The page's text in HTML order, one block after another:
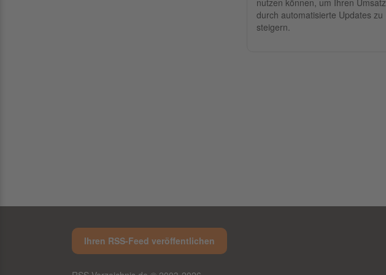
durch automatisierte Updates zu
steigern.
Ihren RSS-Feed veröffentlichen